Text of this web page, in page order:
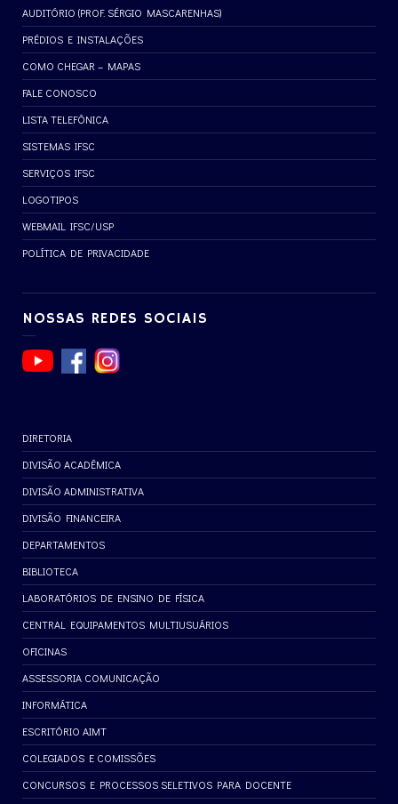
AUDITÓRIO (PROF. SÉRGIO MASCARENHAS)
PRÉDIOS E INSTALAÇÕES
COMO CHEGAR – MAPAS
FALE CONOSCO
LISTA TELEFÔNICA
SISTEMAS IFSC
SERVIÇOS IFSC
LOGOTIPOS
WEBMAIL IFSC/USP
POLÍTICA DE PRIVACIDADE
NOSSAS REDES SOCIAIS
DIRETORIA
DIVISÃO ACADÊMICA
DIVISÃO ADMINISTRATIVA
DIVISÃO FINANCEIRA
DEPARTAMENTOS
BIBLIOTECA
LABORATÓRIOS DE ENSINO DE FÍSICA
CENTRAL EQUIPAMENTOS MULTIUSUÁRIOS
OFICINAS
ASSESSORIA COMUNICAÇÃO
INFORMÁTICA
ESCRITÓRIO AIMT
COLEGIADOS E COMISSÕES
CONCURSOS E PROCESSOS SELETIVOS PARA DOCENTE